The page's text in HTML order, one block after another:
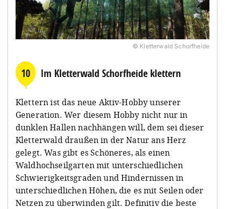
© Kletterwald Schorfheide
10 Im Kletterwald Schorfheide klettern
Klettern ist das neue Aktiv-Hobby unserer
Generation. Wer diesem Hobby nicht nur in
dunklen Hallen nachhängen will, dem sei dieser
Kletterwald draußen in der Natur ans Herz
gelegt. Was gibt es Schöneres, als einen
Waldhochseilgarten mit unterschiedlichen
Schwierigkeitsgraden und Hindernissen in
unterschiedlichen Höhen, die es mit Seilen oder
Netzen zu überwinden gilt. Definitiv die beste